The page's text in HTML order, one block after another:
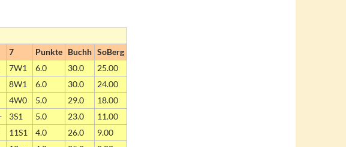
7 Punkte Buchh SoBerg
7W1 6.0 30.0
25.00
8W1 6.0 30.0
24.00
4W0 5.0 29.0
18.00
3S1 5.0 23.0
11.00
11S1 4.0 26.0
9.00